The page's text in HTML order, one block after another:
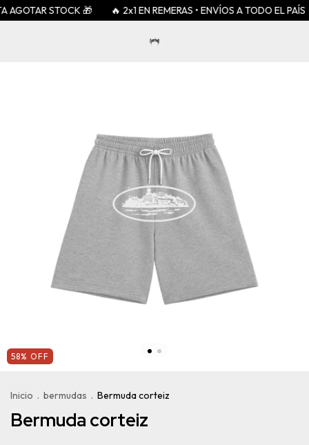
STOCK 🎁 🔥 2x1 EN REMERAS • ENVÍOS A TODO EL PAÍS 🔥
58% OFF
Inicio . bermudas . Bermuda corteiz
Bermuda corteiz